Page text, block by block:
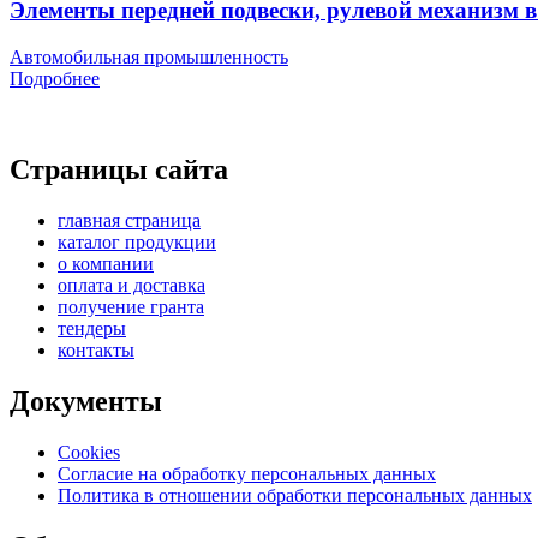
Элементы передней подвески, рулевой механизм
Автомобильная промышленность
Подробнее
Страницы сайта
главная страница
каталог продукции
о компании
оплата и доставка
получение гранта
тендеры
контакты
Документы
Cookies
Согласие на обработку персональных данных
Политика в отношении обработки персональных данных